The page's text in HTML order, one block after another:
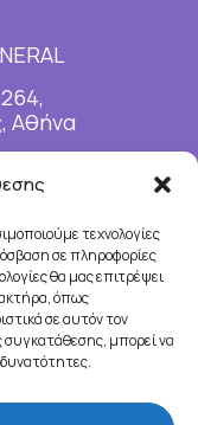
τεχνολογίες
σε πληροφορίες
θα μας επιτρέψει
όπως
σε αυτόν τον
μπορεί να
δυνατότητες.
Αθήνα